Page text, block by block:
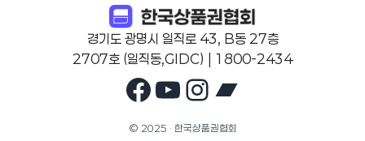
경기도 광명시 일직로 43, B동 27층
2707호 (일직동,GIDC) | 1800-2434
Facebook
YouTube
Instagram
© 2025 · 한국상품권협회